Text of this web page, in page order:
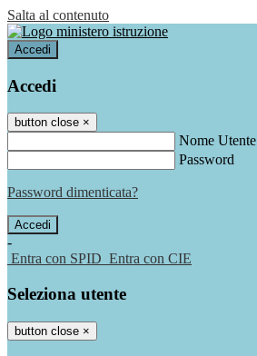
Salta al contenuto
Accedi
Accedi
button close ×
Nome Utente
Password
Password dimenticata?
-
Entra con SPID Entra con CIE
Seleziona utente
button close ×